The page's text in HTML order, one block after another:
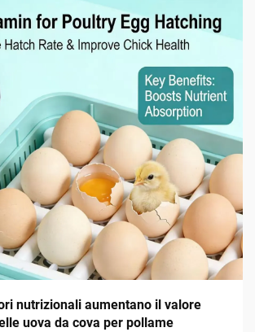
nutrizionali aumentano il valore
uova da cova per pollame